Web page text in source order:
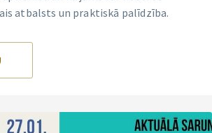
atbalsts un praktiskā palīdzība.